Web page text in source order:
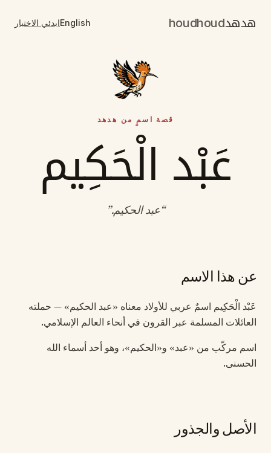
هدهدhoudhoud
Englishابدئي الاختبار
قصة اسمٍ من هدهد
عَبْد الْحَكِيم
“عبد الحكيم.”
عن هذا الاسم
عَبْد الْحَكِيم اسمٌ عربي للأولاد معناه «عبد الحكيم» — حملته
العائلات المسلمة عبر القرون في أنحاء العالم الإسلامي.
اسم مركّب من «عبد» و«الحكيم»، وهو أحد أسماء الله
الحسنى.
الأصل والجذور